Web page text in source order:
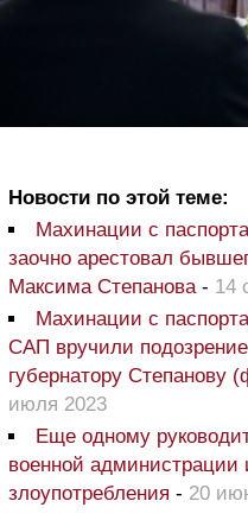
Новости по этой теме:
Махинации с
заочно арестовал
Максима Степанова- 14
Махинации с
САП вручили
губернатору Степанову
июля 2023
Еще одному
военной администрации
злоупотребления - 20